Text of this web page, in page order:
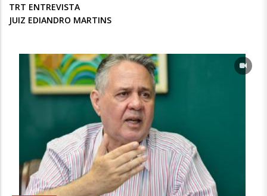
ou
Chamada
TRT ENTREVISTA
JUIZ EDIANDRO MARTINS